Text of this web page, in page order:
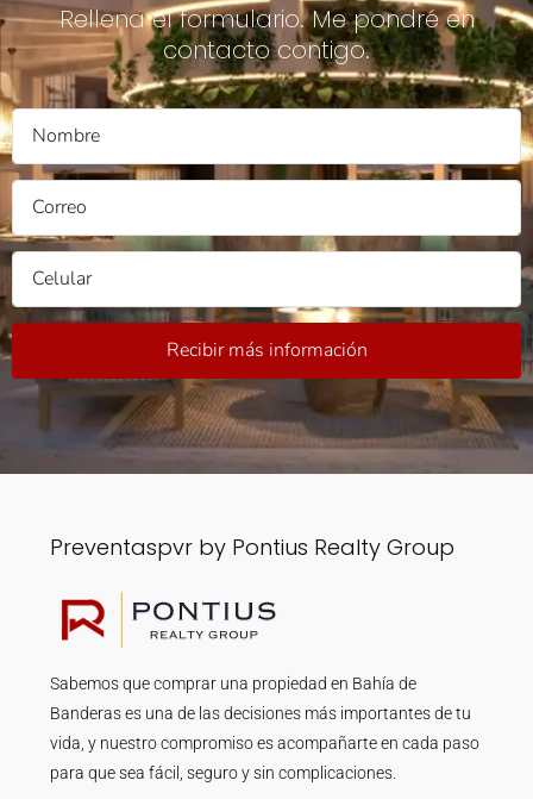
Rellena el formulario. Me pondré en
contacto contigo.
Recibir más información
Preventaspvr by Pontius Realty Group
Sabemos que comprar una propiedad en Bahía de
Banderas es una de las decisiones más importantes de tu
vida, y nuestro compromiso es acompañarte en cada paso
para que sea fácil, seguro y sin complicaciones.